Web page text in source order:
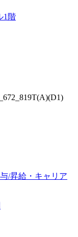
1階
/昇給・キャリア